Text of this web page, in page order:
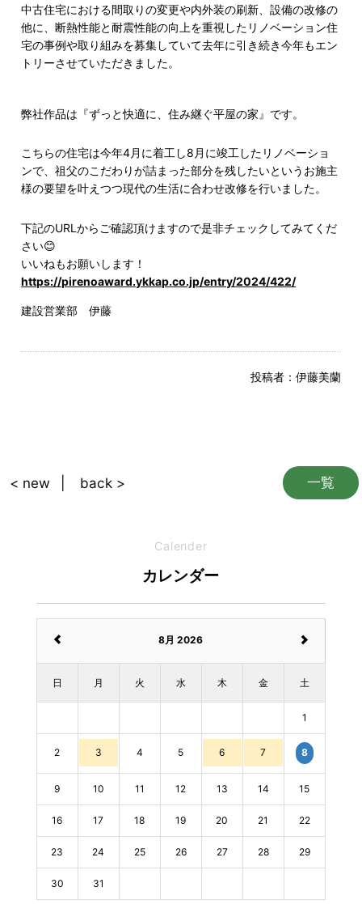
中古住宅における間取りの変更や内外装の刷新、設備の改修の
他に、断熱性能と耐震性能の向上を重視したリノベーション住
宅の事例や取り組みを募集していて去年に引き続き今年もエン
トリーさせていただきました。
弊社作品は『ずっと快適に、住み継ぐ平屋の家』です。
こちらの住宅は今年4月に着工し8月に竣工したリノベーショ
ンで、祖父のこだわりが詰まった部分を残したいというお施主
様の要望を叶えつつ現代の生活に合わせ改修を行いました。
下記のURLからご確認頂けますので是非チェックしてみてくだ
さい😊
いいねもお願いします！
https://pirenoaward.ykkap.co.jp/entry/2024/422/
建設営業部 伊藤
投稿者： 伊藤美蘭
一覧
< new back >
Calender
カレンダー
8月 2026
日 月 火 水 木 金 土
1
2 3 4 5 6 7 8
9 10 11 12 13 14 15
16 17 18 19 20 21 22
23 24 25 26 27 28 29
30 31